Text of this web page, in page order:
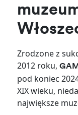
Zrodzone z
2012 roku,
pod koniec
XIX wieku,
największe